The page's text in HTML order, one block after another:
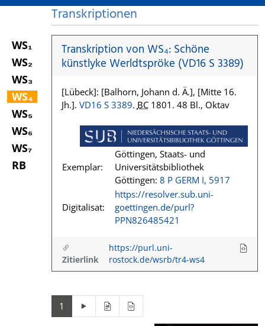
WS₁
WS₂
WS₃
WS₄
WS₅
WS₆
WS₇
RB
Transkriptionen
Transkription von WS₄: Schöne
künstlyke Werldtspröke (VD16 S 3389)
[Lübeck]: [Balhorn, Johann d. Ä.], [Mitte 16.
Jh.]. VD16 S 3389. BC1801. 48 Bl., Oktav
Exemplar:
Göttingen, Staats- und
Universitätsbibliothek
Göttingen: 8 P GERM I, 5917
Digitalisat:
https://resolver.sub.uni-
goettingen.de/purl?
PPN826485421
Zitierlink
https://purl.uni-
rostock.de/wsrb/tr4-ws4
1